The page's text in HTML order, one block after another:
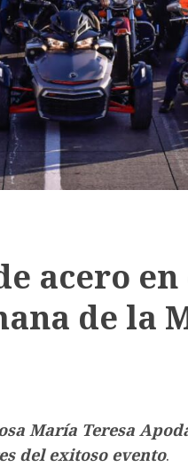
acero
de la
María Teresa
del exitoso evento.